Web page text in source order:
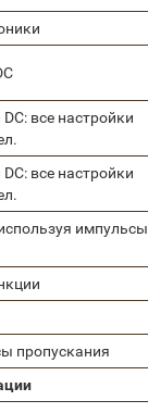
все настройки
все настройки
импульсы
пропускания